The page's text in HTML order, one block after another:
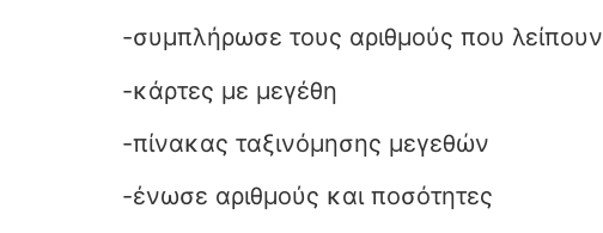
-συμπλήρωσε τους αριθμούς που λείπουν
-κάρτες με μεγέθη
-πίνακας ταξινόμησης μεγεθών
-ένωσε αριθμούς και ποσότητες